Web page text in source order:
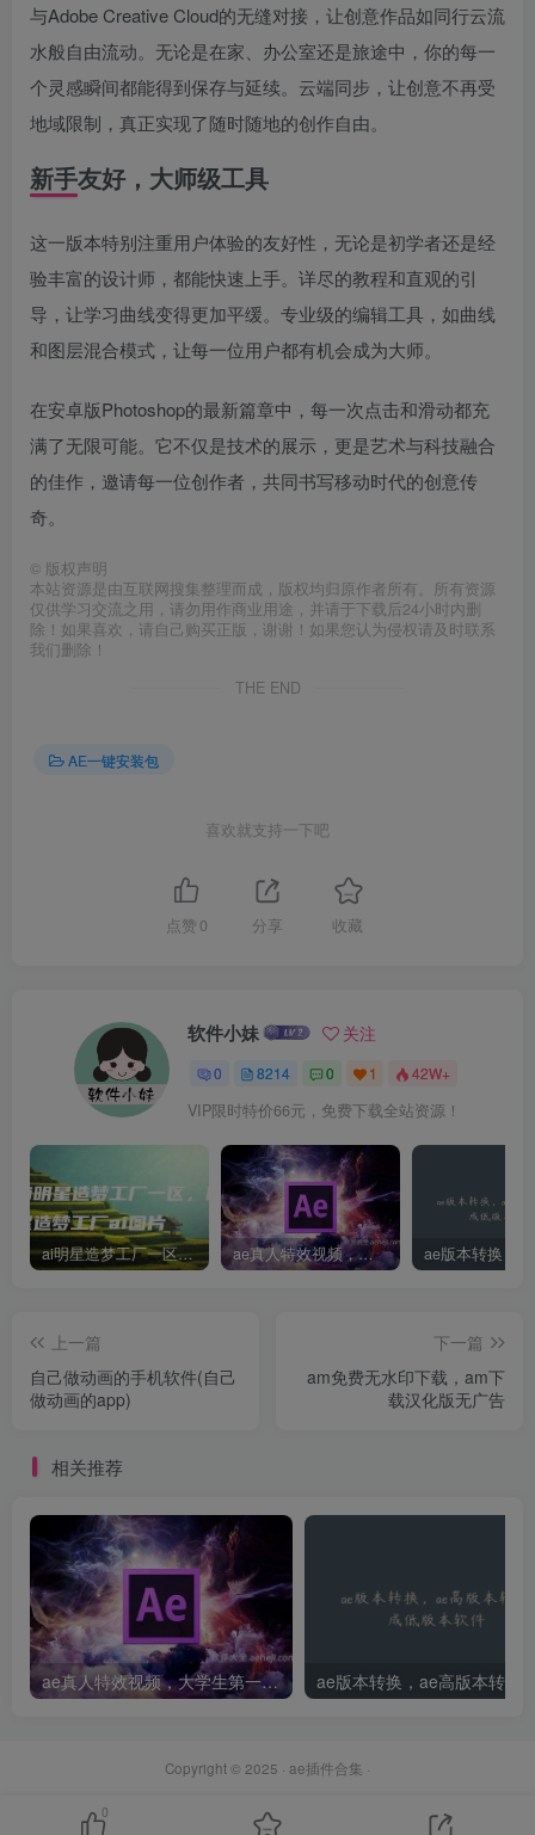
与Adobe Creative Cloud的无缝对接，让创意作品如同行云流
水般自由流动。无论是在家、办公室还是旅途中，你的每一
个灵感瞬间都能得到保存与延续。云端同步，让创意不再受
地域限制，真正实现了随时随地的创作自由。
新手友好，大师级工具
这一版本特别注重用户体验的友好性，无论是初学者还是经
验丰富的设计师，都能快速上手。详尽的教程和直观的引
导，让学习曲线变得更加平缓。专业级的编辑工具，如曲线
和图层混合模式，让每一位用户都有机会成为大师。
在安卓版Photoshop的最新篇章中，每一次点击和滑动都充
满了无限可能。它不仅是技术的展示，更是艺术与科技融合
的佳作，邀请每一位创作者，共同书写移动时代的创意传
奇。
© 版权声明
本站资源是由互联网搜集整理而成，版权均归原作者所有。所有资源
仅供学习交流之用，请勿用作商业用途，并请于下载后24小时内删
除！如果喜欢，请自己购买正版，谢谢！如果您认为侵权请及时联系
我们删除！
THE END
AE一键安装包
喜欢就支持一下吧
点赞 0 分享 收藏
软件小妹 关注
0 8214 0 1 42W+
VIP限时特价66元，免费下载全站资源！
ai明星造梦工厂一区，明星造梦工厂ai图片 ae真人特效视频，大学生第一次做ppt怎么做
上一篇
自己做动画的手机软件(自己
做动画的app)
下一篇
am免费无水印下载，am下
载汉化版无广告
相关推荐
ae真人特效视频，大学生第一次做ppt怎么做
Copyright © 2025 · ae插件合集 ·
0